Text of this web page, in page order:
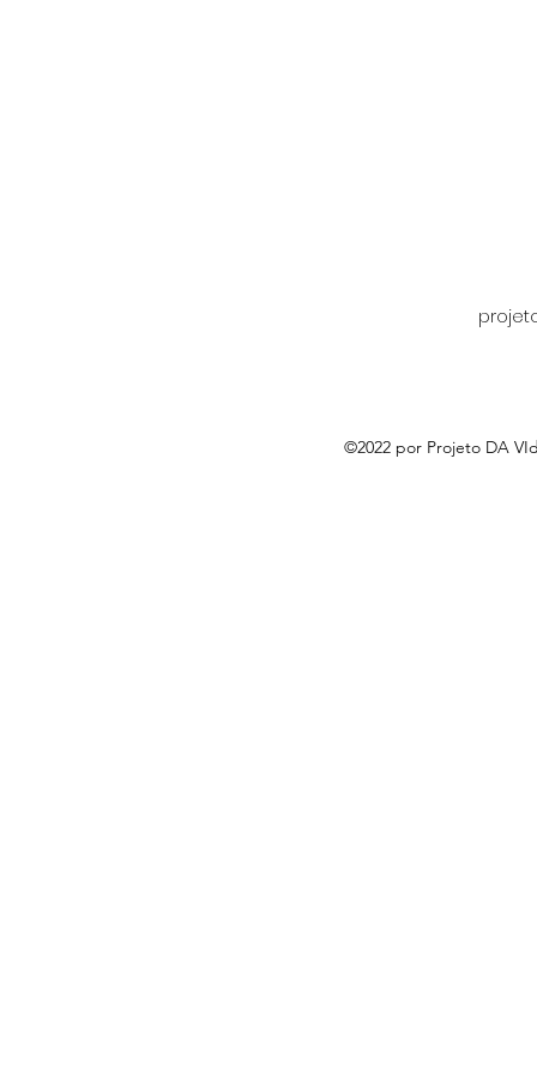
©2022 por Projeto DA